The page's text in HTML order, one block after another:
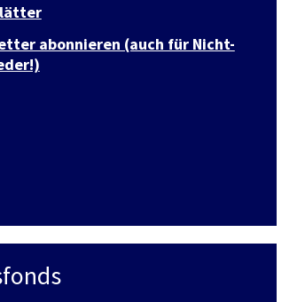
abonnieren (auch für Nicht-